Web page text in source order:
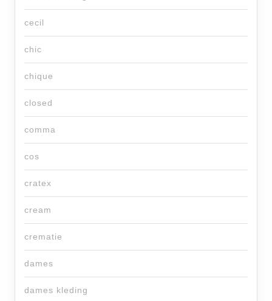
cecil
chic
chique
closed
comma
cos
cratex
cream
crematie
dames
dames kleding